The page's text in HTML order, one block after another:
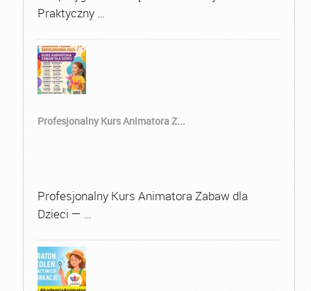
Praktyczny …
Profesjonalny Kurs Animatora Z...
Profesjonalny Kurs Animatora Zabaw dla
Dzieci — …